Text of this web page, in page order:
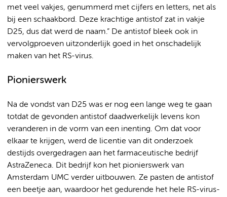
met veel vakjes, genummerd met cijfers en letters, net als
bij een schaakbord. Deze krachtige antistof zat in vakje
D25, dus dat werd de naam.” De antistof bleek ook in
vervolgproeven uitzonderlijk goed in het onschadelijk
maken van het RS-virus.
Pionierswerk
Na de vondst van D25 was er nog een lange weg te gaan
totdat de gevonden antistof daadwerkelijk levens kon
veranderen in de vorm van een inenting. Om dat voor
elkaar te krijgen, werd de licentie van dit onderzoek
destijds overgedragen aan het farmaceutische bedrijf
AstraZeneca. Dit bedrijf kon het pionierswerk van
Amsterdam UMC verder uitbouwen. Ze pasten de antistof
een beetje aan, waardoor het gedurende het hele RS-virus-